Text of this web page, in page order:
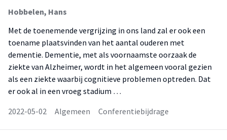
Hobbelen, Hans
Met de toenemende vergrijzing in ons land zal er ook een
toename plaatsvinden van het aantal ouderen met
dementie. Dementie, met als voornaamste oorzaak de
ziekte van Alzheimer, wordt in het algemeen vooral gezien
als een ziekte waarbij cognitieve problemen optreden. Dat
er ook al in een vroeg stadium …
2022-05-02
Algemeen Conferentiebijdrage